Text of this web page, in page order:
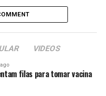
ainda
não
alerta a
“Uma prática que se faz
VIDEOS
filas para tomar vacina